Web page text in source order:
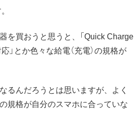
を買おうと思うと、「Quick Charge
」とか色々な給電（充電）の規格が
るんだろうとは思いますが、よく
規格が自分のスマホに合っていな